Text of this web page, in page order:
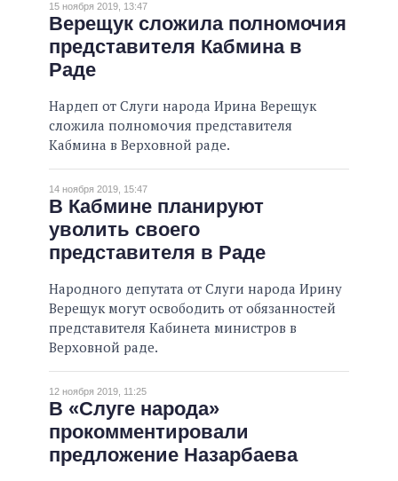
15 ноября 2019, 13:47
Верещук сложила полномочия
представителя Кабмина в
Раде
Нардеп от Слуги народа Ирина Верещук
сложила полномочия представителя
Кабмина в Верховной раде.
14 ноября 2019, 15:47
В Кабмине планируют
уволить своего
представителя в Раде
Народного депутата от Слуги народа Ирину
Верещук могут освободить от обязанностей
представителя Кабинета министров в
Верховной раде.
12 ноября 2019, 11:25
В «Слуге народа»
прокомментировали
предложение Назарбаева